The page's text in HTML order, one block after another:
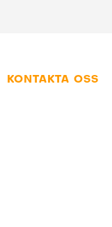
KONTAKTA OSS